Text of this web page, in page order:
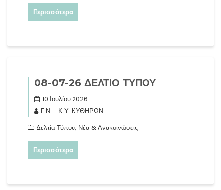
Περισσότερα
08-07-26 ΔΕΛΤΙΟ ΤΥΠΟΥ
10 Ιουλίου 2026
Γ.Ν. - Κ.Υ. ΚΥΘΗΡΩΝ
Δελτία Τύπου, Νέα & Ανακοινώσεις
Περισσότερα